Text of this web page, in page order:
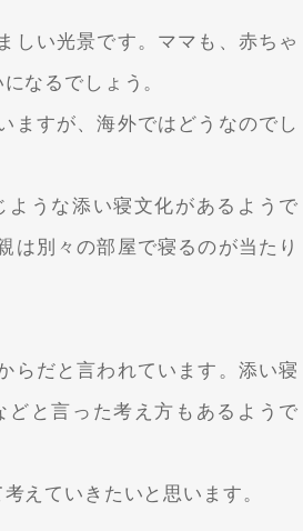
しい光景です。ママも、赤ちゃ
なるでしょう。
ますが、海外ではどうなのでし
うな添い寝文化があるようで
は別々の部屋で寝るのが当たり
らだと言われています。添い寝
と言った考え方もあるようで
えていきたいと思います。